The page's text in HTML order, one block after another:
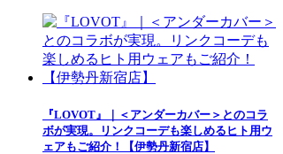
『LOVOT』｜＜アンダーカバー＞とのコラ
ボが実現。リンクコーデも楽しめるヒト用ウ
ェアもご紹介！【伊勢丹新宿店】